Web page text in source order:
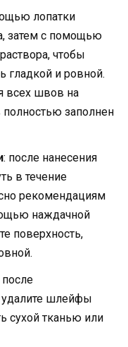
лопатки
затем с помощью
чтобы
гладкой и ровной.
всех швов на
полностью заполнен
: после нанесения
в течение
рекомендациям
наждачной
поверхность,
после
удалите шлейфы
сухой тканью или